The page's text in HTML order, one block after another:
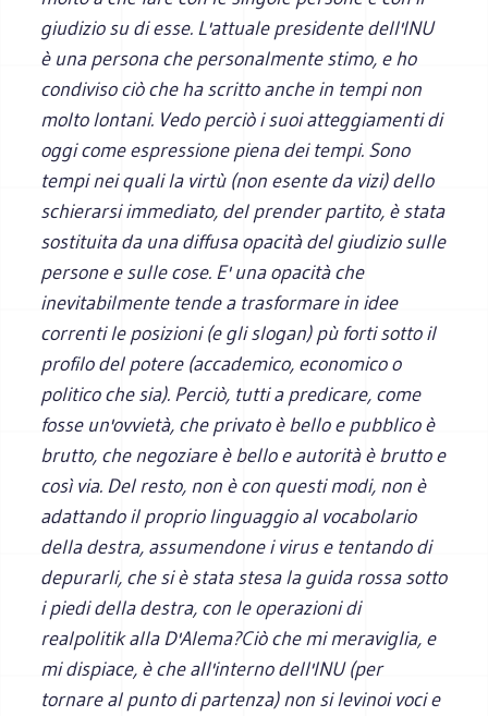
giudizio su di esse. L'attuale presidente dell'INU
è una persona che personalmente stimo, e ho
condiviso ciò che ha scritto anche in tempi non
molto lontani. Vedo perciò i suoi atteggiamenti di
oggi come espressione piena dei tempi. Sono
tempi nei quali la virtù (non esente da vizi) dello
schierarsi immediato, del prender partito, è stata
sostituita da una diffusa opacità del giudizio sulle
persone e sulle cose. E' una opacità che
inevitabilmente tende a trasformare in idee
correnti le posizioni (e gli slogan) pù forti sotto il
profilo del potere (accademico, economico o
politico che sia). Perciò, tutti a predicare, come
fosse un'ovvietà, che privato è bello e pubblico è
brutto, che negoziare è bello e autorità è brutto e
così via. Del resto, non è con questi modi, non è
adattando il proprio linguaggio al vocabolario
della destra, assumendone i virus e tentando di
depurarli, che si è stata stesa la guida rossa sotto
i piedi della destra, con le operazioni di
realpolitik alla D'Alema?Ciò che mi meraviglia, e
mi dispiace, è che all'interno dell'INU (per
tornare al punto di partenza) non si levinoi voci e